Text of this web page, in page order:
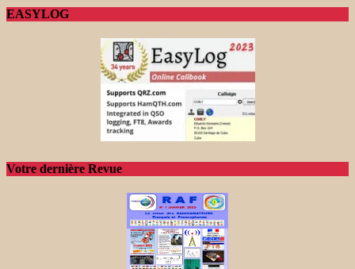
EASYLOG
Votre dernière Revue